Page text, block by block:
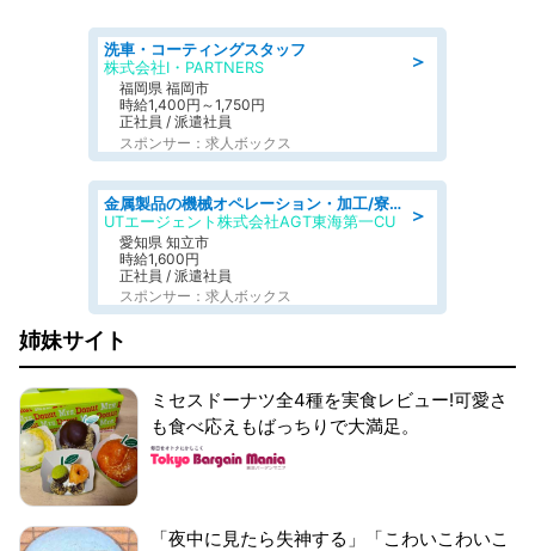
＞
洗車・コーティングスタッフ
株式会社I・PARTNERS
福岡県 福岡市
時給1,400円～1,750円
正社員 / 派遣社員
スポンサー：求人ボックス
＞
金属製品の機械オペレーション・加工/寮完備/日払い/工場・製造
UTエージェント株式会社AGT東海第一CU
愛知県 知立市
時給1,600円
正社員 / 派遣社員
スポンサー：求人ボックス
姉妹サイト
ミセスドーナツ全4種を実食レビュー!可愛さ
も食べ応えもばっちりで大満足。
「夜中に見たら失神する」「こわいこわいこ